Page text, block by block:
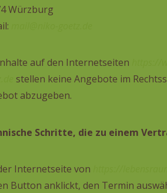
Würzburg
auf den Internetseiten
stellen keine Angebote im
abzugeben.
Schritte, die zu einem
Internetseite von
Button anklickt, den Termin